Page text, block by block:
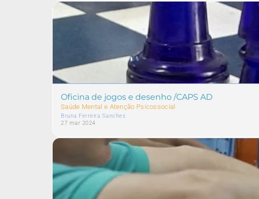
Oficina de jogos e desenho /CAPS AD
Saúde Mental e Atenção Psicossocial
Bruna Ferreira Sanches
27 mar 2024